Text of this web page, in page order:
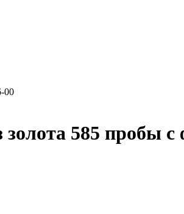
00
585 пробы